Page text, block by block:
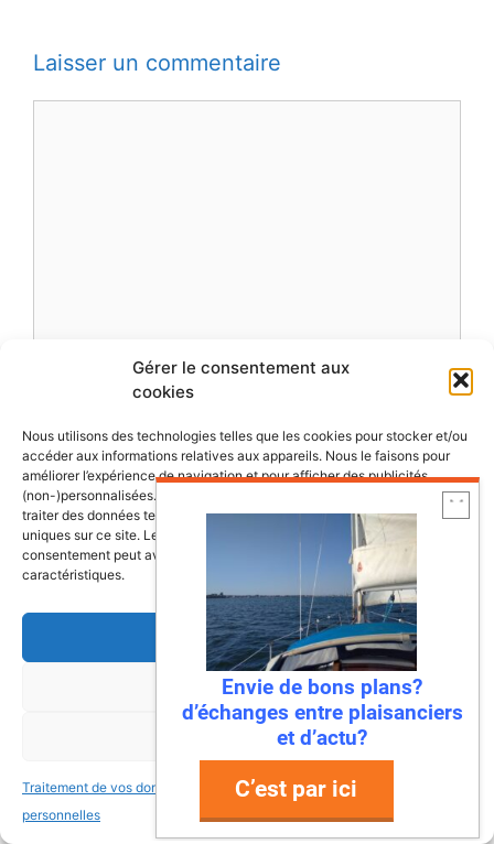
Gérer le consentement aux
cookies
Nous utilisons des technologies telles que les cookies pour stocker et/ou
accéder aux informations relatives aux appareils. Nous le faisons pour
améliorer l’expérience de navigation et pour afficher des publicités
(non-)personnalisées. Consentir à ces technologies nous autorisera à
traiter des données telles que le comportement de navigation ou les ID
uniques sur ce site. Le fait de ne pas consentir ou de retirer son
consentement peut avoir un effet négatif sur certaines fonctonnalités et
caractéristiques.
Accepter
Refuser
Voir les préférences
Traitement de vos données
personnelles
Traitement de vos données
personnelles
Laisser un commentaire
E-
mail
Site
web
Ce site utilise Akismet pour réduire les
En savoir plus sur la façon dont les
données de vos commentaires sont traitées
Envie de bons plans?
d’échanges entre plaisanciers
et d’actu?
C’est par ici